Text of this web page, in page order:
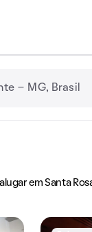
em Santa